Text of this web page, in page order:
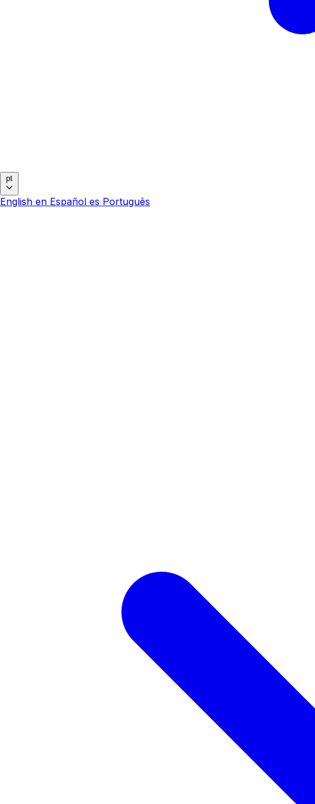
pt
English en Español es Português